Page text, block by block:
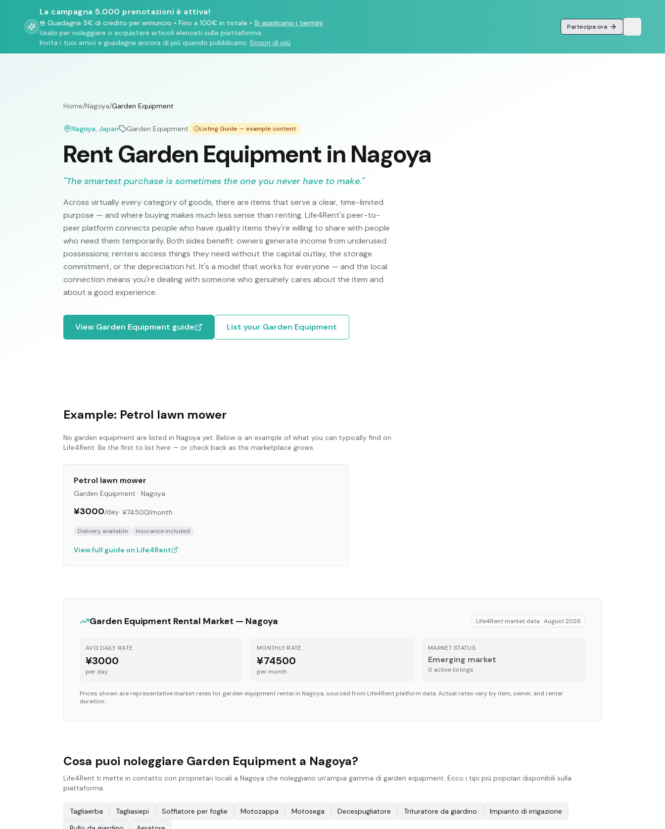
La campagna 5.000 prenotazioni è attiva!
Guadagna 5€ di credito per annuncio • Fino a 100€ in totale • Si applicano i termini
Usalo per noleggiare o acquistare articoli elencati sulla piattaforma.
Invita i tuoi amici e guadagna ancora di più quando pubblicano. Scopri di più
Partecipa ora
Home/Nagoya/Garden Equipment
Nagoya, Japan Garden Equipment Listing Guide — example content
Rent Garden Equipment in Nagoya
"The smartest purchase is sometimes the one you never have to make."
Across virtually every category of goods, there are items that serve a clear, time-limited
purpose — and where buying makes much less sense than renting. Life4Rent's peer-to-
peer platform connects people who have quality items they're willing to share with people
who need them temporarily. Both sides benefit: owners generate income from underused
possessions; renters access things they need without the capital outlay, the storage
commitment, or the depreciation hit. It's a model that works for everyone — and the local
connection means you're dealing with someone who genuinely cares about the item and
about a good experience.
View Garden Equipment guide List your Garden Equipment
Example: Petrol lawn mower
No garden equipment are listed in Nagoya yet. Below is an example of what you can typically find on
Life4Rent. Be the first to list here — or check back as the marketplace grows.
Petrol lawn mower
Garden Equipment · Nagoya
¥3000/day· ¥74500/month
Delivery available Insurance included
View full guide on Life4Rent
Garden Equipment Rental Market — Nagoya Life4Rent market data ·August 2026
AVG DAILY RATE
¥3000
per day
MONTHLY RATE
¥74500
per month
MARKET STATUS
Emerging market
0 active listings
Prices shown are representative market rates for garden equipment rental in Nagoya, sourced from Life4Rent platform data. Actual rates vary by item, owner, and rental
duration.
Cosa puoi noleggiare Garden Equipment a Nagoya?
Life4Rent ti mette in contatto con proprietari locali a Nagoya che noleggiano un'ampia gamma di garden equipment. Ecco i tipi più popolari disponibili sulla
piattaforma:
Tagliaerba Tagliasiepi Soffiatore per foglie Motozappa Motosega Decespugliatore Trituratore da giardino
Impianto di irrigazione